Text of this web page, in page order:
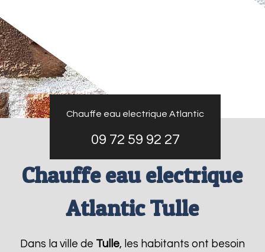
Chauffe eau electrique Atlantic
09 72 59 92 27
Chauffe eau electrique
Atlantic Tulle
Dans la ville de Tulle, les habitants ont besoin